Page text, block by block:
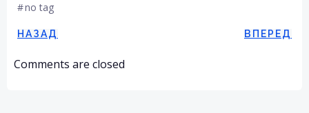
#no tag
Навигация
по
НАЗАД
Навигация
ВПЕРЕД
Comments are closed